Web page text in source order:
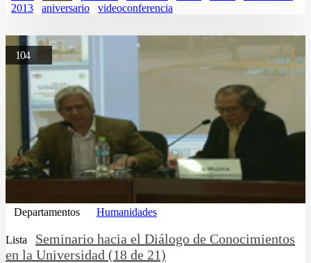
2013
aniversario videoconferencia
104
Departamentos Humanidades
Lista
Seminario hacia el Diálogo de Conocimientos
en la Universidad (18 de 21)